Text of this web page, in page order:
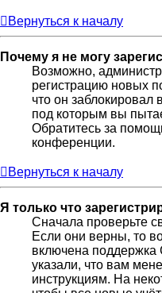
Вернуться к началу
Почему я не могу
Возможно,
регистрацию новых
что он заблокировал
под которым вы
Обратитесь за
конференции.
Вернуться к началу
Я только что
Сначала проверьте
Если они верны, то
включена поддержка
указали, что вам
инструкциям. На